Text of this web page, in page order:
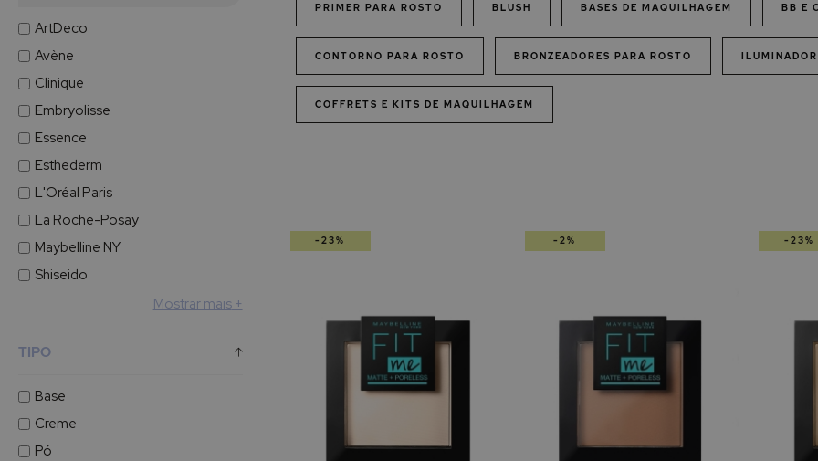
PRIMER PARA ROSTO BLUSH BASES DE MAQUILHAGEM BB E
CONTORNO PARA ROSTO BRONZEADORES PARA ROSTO
COFFRETS E KITS DE MAQUILHAGEM
-23% -2% -23%
ArtDeco
Avène
Clinique
Embryolisse
Essence
Esthederm
L'Oréal Paris
La Roche-Posay
Maybelline NY
Shiseido
Mostrar mais
TIPO
Base
Creme
Pó